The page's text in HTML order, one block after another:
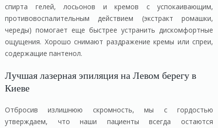
спирта гелей, лосьонов и кремов с успокаивающим,
противовоспалительным действием (экстракт ромашки,
череды) помогает еще быстрее устранить дискомфортные
ощущения. Хорошо снимают раздражение кремы или спреи,
содержащие пантенол.
Лучшая лазерная эпиляция на Левом берегу в
Киеве
Отбросив излишнюю скромность, мы с гордостью
утверждаем, что наши пациенты всегда остаются